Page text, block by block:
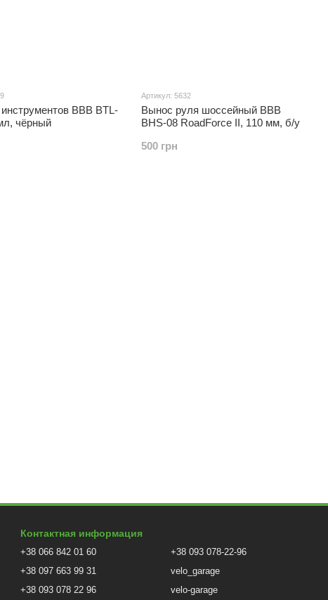
BBB BTL-
чёрный
Артикул: 5632
Вынос руля шоссейный BBB
BHS-08 RoadForce II, 110 мм, б/у
500 грн
Контактная информация
+38 066 842 01 60
+38 097 663 99 31
+38 093 078 22 96
+38 093 078-22-96
velo_garage
velo-garage